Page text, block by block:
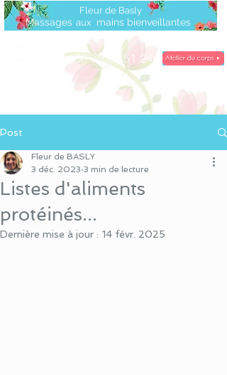
Fleur de Basly
06 75 22 51 24
Massages aux mains bienveillantes
île
d'Oléron
Post
Listes d'aliments
protéinés...
Fleur de BASLY
3 déc. 2023 3 min de lecture
Dernière mise à jour : 14 févr. 2025